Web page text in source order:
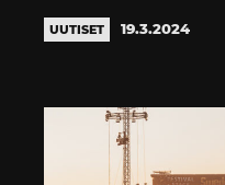
UUTISET 19.3.2024